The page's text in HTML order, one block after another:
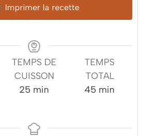
Imprimer la recette
TEMPS DE
CUISSON
25 minutes
min
TEMPS
TOTAL
45 minutes
min